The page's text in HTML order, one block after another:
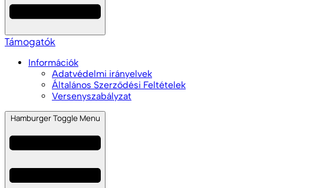
Támogatók
Információk
Adatvédelmi irányelvek
Általános Szerződési Feltételek
Versenyszabályzat
Hamburger Toggle Menu